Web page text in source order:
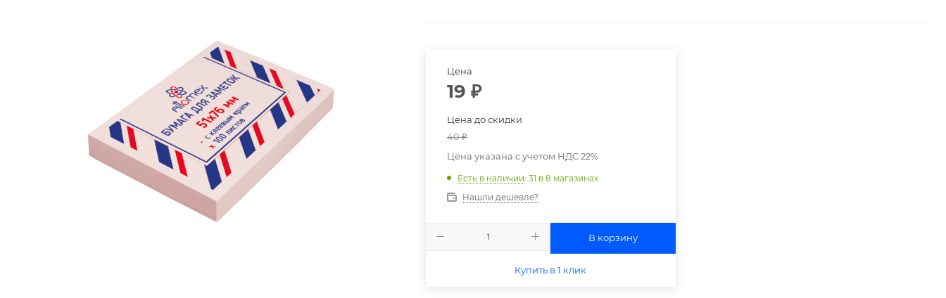
Цена
19 ₽
Цена до скидки
40₽
Цена указана с учетом НДС 22%
Есть в наличии: 31 в 8 магазинах
Нашли дешевле?
В корзину
Купить в 1 клик